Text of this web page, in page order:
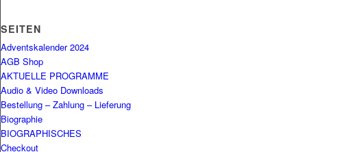
SEITEN
Adventskalender 2024
AGB Shop
AKTUELLE PROGRAMME
Audio & Video Downloads
Bestellung – Zahlung – Lieferung
Biographie
BIOGRAPHISCHES
Checkout